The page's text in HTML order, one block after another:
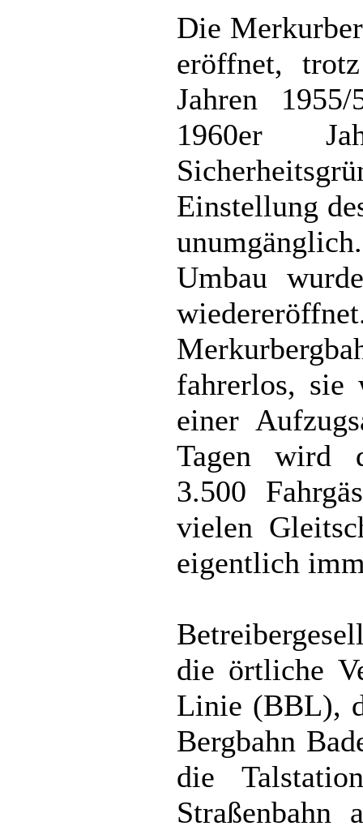
Die
eröffnet,
Jahren
1960er
Einstellung
Umbau
fahrerlos, sie
einer
Tagen wird
3.500
vielen
eigentlich
die örtliche
Linie (BBL),
Bergbahn
die
Straßenbahn